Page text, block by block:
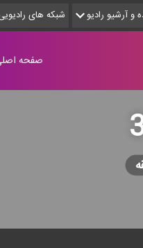
آرشیو رادیو شبکه های
صفحه